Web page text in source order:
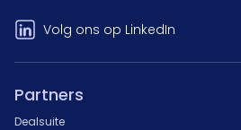
Volg ons op LinkedIn
Partners
Dealsuite